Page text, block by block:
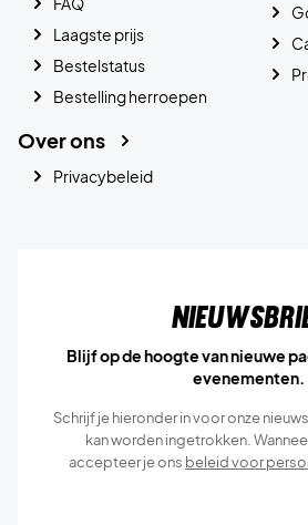
Laagste prijs
Bestelstatus
Bestelling herroepen
Over ons
Privacybeleid
Blijf op de hoogte van nieuwe
evenementen.
Schrijf je hieronder in voor onze
kan worden ingetrokken.
accepteer je ons beleid voor